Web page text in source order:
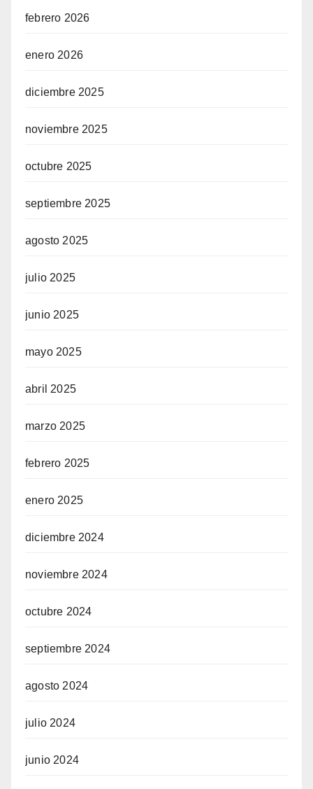
febrero 2026
enero 2026
diciembre 2025
noviembre 2025
octubre 2025
septiembre 2025
agosto 2025
julio 2025
junio 2025
mayo 2025
abril 2025
marzo 2025
febrero 2025
enero 2025
diciembre 2024
noviembre 2024
octubre 2024
septiembre 2024
agosto 2024
julio 2024
junio 2024